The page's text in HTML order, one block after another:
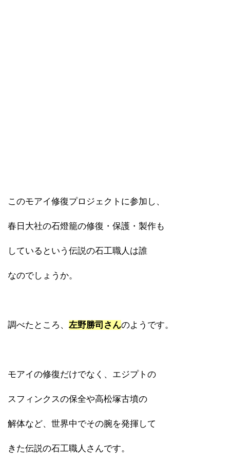
このモアイ修復プロジェクトに参加し、
春日大社の石燈籠の修復・保護・製作も
しているという伝説の石工職人は誰
なのでしょうか。
調べたところ、 左野勝司さんのようです。
モアイの修復だけでなく、エジプトの
スフィンクスの保全や高松塚古墳の
解体など、世界中でその腕を発揮して
きた伝説の石工職人さんです。